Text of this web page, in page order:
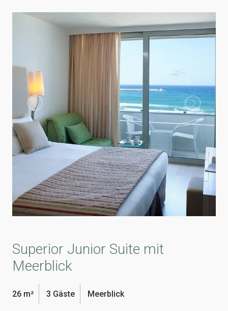
Superior Junior Suite mit
Meerblick
26 m² 3 Gäste Meerblick